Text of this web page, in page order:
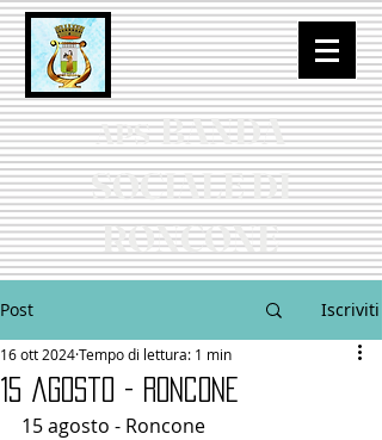
APSBANDA
SOCIALE DI
RONCONE
Post Iscriviti
15 agosto - Roncone
16 ott 2024Tempo di lettura: 1 min
15 agosto - Roncone